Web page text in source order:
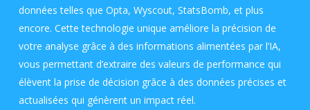
données telles que Opta, Wyscout, StatsBomb, et plus
encore. Cette technologie unique améliore la précision de
votre analyse grâce à des informations alimentées par l’IA,
vous permettant d’extraire des valeurs de performance qui
élèvent la prise de décision grâce à des données précises et
actualisées qui génèrent un impact réel.